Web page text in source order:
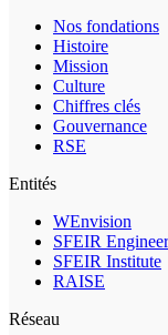
Nos fondations
Histoire
Mission
Culture
Chiffres clés
Gouvernance
RSE
Entités
WEnvision
SFEIR
SFEIR Institute
RAISE
Réseau